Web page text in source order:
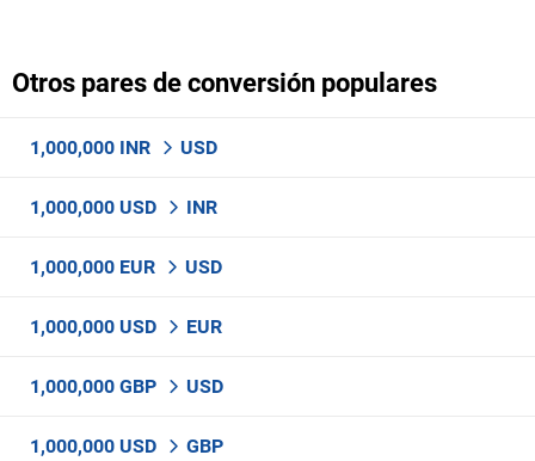
Otros pares de conversión populares
1,000,000 INR USD
1,000,000 USD INR
1,000,000 EUR USD
1,000,000 USD EUR
1,000,000 GBP USD
1,000,000 USD GBP